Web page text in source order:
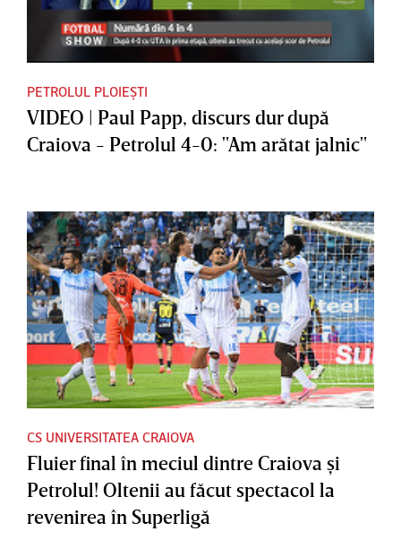
PETROLUL PLOIEȘTI
VIDEO | Paul Papp, discurs dur după
Craiova - Petrolul 4-0: "Am arătat jalnic"
CS UNIVERSITATEA CRAIOVA
Fluier final în meciul dintre Craiova şi
Petrolul! Oltenii au făcut spectacol la
revenirea în Superligă